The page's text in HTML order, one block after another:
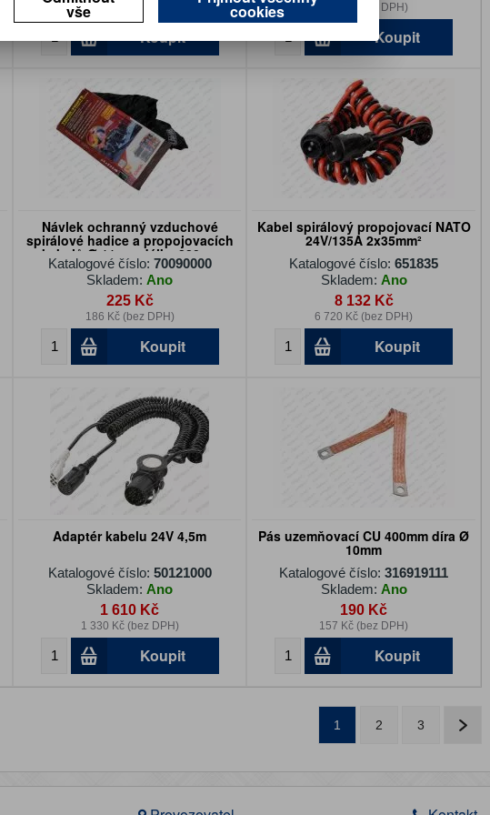
544 Kč (bez DPH)
Koupit
686 Kč (bez DPH)
Koupit
Návlek ochranný vzduchové
spirálové hadice a propojovacích
kabelů Ø 11 cm délka 220cm
černý
Katalogové číslo: 70090000
Skladem: Ano
225 Kč
186 Kč (bez DPH)
Koupit
Kabel spirálový propojovací NATO
24V/135A 2x35mm²
Katalogové číslo:651835
Skladem: Ano
8 132 Kč
6 720 Kč (bez DPH)
Koupit
Adaptér kabelu 24V 4,5m
Katalogové číslo: 50121000
Skladem: Ano
1 610 Kč
1 330 Kč (bez DPH)
Koupit
Pás uzemňovací CU 400mm díra Ø
10mm
Katalogové číslo:316919111
Skladem: Ano
190 Kč
157 Kč (bez DPH)
Koupit
1 2 3
vše cookies